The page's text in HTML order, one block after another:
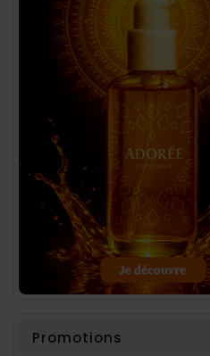
Promotions